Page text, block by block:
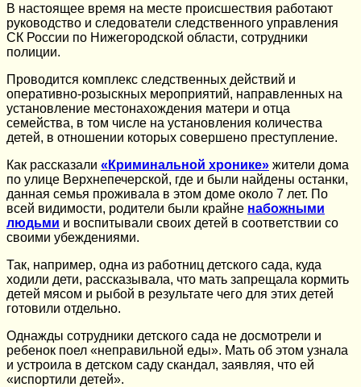
В настоящее время на месте происшествия работают
руководство и следователи следственного управления
СК России по Нижегородской области, сотрудники
полиции.
Проводится комплекс следственных действий и
оперативно-розыскных мероприятий, направленных на
установление местонахождения матери и отца
семейства, в том числе на установления количества
детей, в отношении которых совершено преступление.
Как рассказали «Криминальной хронике» жители дома
по улице Верхнепечерской, где и были найдены останки,
данная семья проживала в этом доме около 7 лет. По
всей видимости, родители были крайне набожными
людьми и воспитывали своих детей в соответствии со
своими убеждениями.
Так, например, одна из работниц детского сада, куда
ходили дети, рассказывала, что мать запрещала кормить
детей мясом и рыбой в результате чего для этих детей
готовили отдельно.
Однажды сотрудники детского сада не досмотрели и
ребенок поел «неправильной еды». Мать об этом узнала
и устроила в детском саду скандал, заявляя, что ей
«испортили детей».